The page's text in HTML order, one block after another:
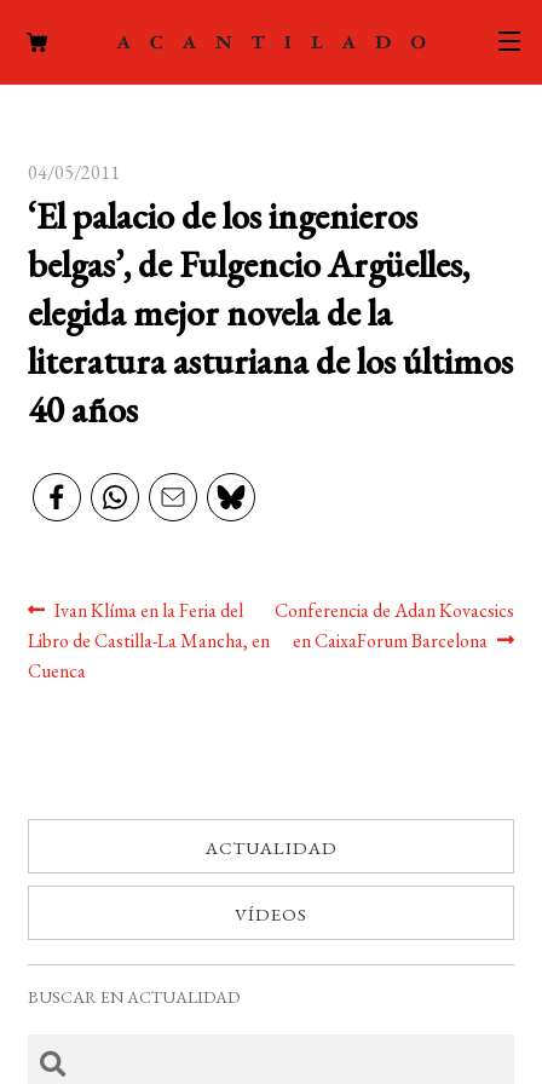
ACTUALIDAD
PODCAST
LA EDITORIAL
CONTACTO
BUSCAR
04/05/2011
‘El palacio de los ingenieros
belgas’, de Fulgencio Argüelles,
elegida mejor novela de la
literatura asturiana de los últimos
40 años
Navegación
de
Anterior:
Ivan Klíma en la Feria del
Libro de Castilla-La Mancha, en
Cuenca
Siguiente:
Conferencia de Adan Kovacsics
en CaixaForum Barcelona
ACTUALIDAD
VÍDEOS
BUSCAR EN ACTUALIDAD